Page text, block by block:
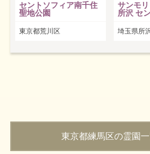
セントソフィア南千住
聖地公園
東京都荒川区
サンモ
所沢 セ
埼玉県所
東京都練馬区の霊園